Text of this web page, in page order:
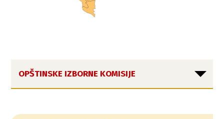
OPŠTINSKE IZBORNE KOMISIJE